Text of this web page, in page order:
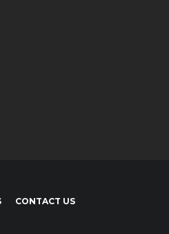
CONTACT US